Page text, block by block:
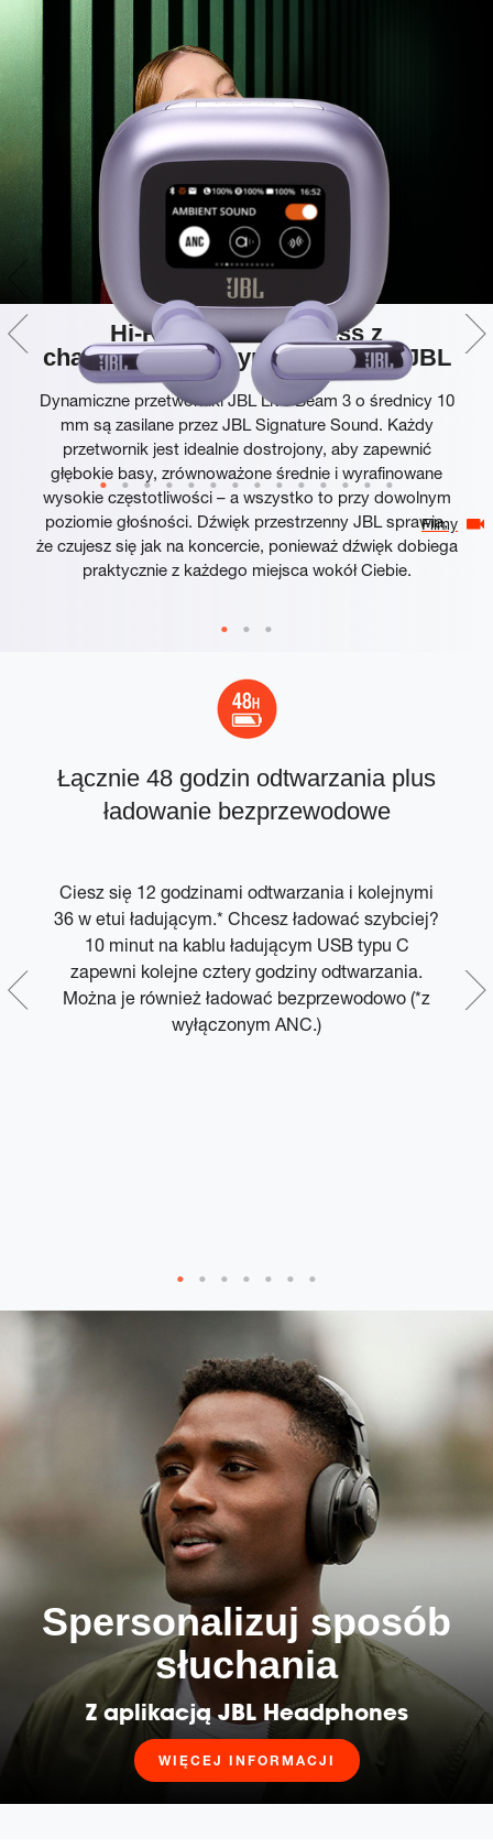
Filmy
Hi-Res Audio Wireless z
charakterystycznym dźwiękiem JBL
Dynamiczne przetworniki JBL Live Beam 3 o średnicy 10
mm są zasilane przez JBL Signature Sound. Każdy
przetwornik jest idealnie dostrojony, aby zapewnić
głębokie basy, zrównoważone średnie i wyrafinowane
wysokie częstotliwości – a wszystko to przy dowolnym
poziomie głośności. Dźwięk przestrzenny JBL sprawia,
że czujesz się jak na koncercie, ponieważ dźwięk dobiega
praktycznie z każdego miejsca wokół Ciebie.
Łącznie 48 godzin odtwarzania plus
ładowanie bezprzewodowe
Ciesz się 12 godzinami odtwarzania i kolejnymi
36 w etui ładującym.* Chcesz ładować szybciej?
10 minut na kablu ładującym USB typu C
zapewni kolejne cztery godziny odtwarzania.
Można je również ładować bezprzewodowo (*z
wyłączonym ANC.)
Spersonalizuj sposób
słuchania
Z aplikacją JBL Headphones
WIĘCEJ INFORMACJI